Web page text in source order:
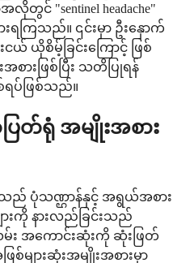
တွင် "sentinel headache"
ရကြသည်။ ၎င်းမှာ ဦးနှောက်
ယ် ယိုစိမ့်ခြင်းကြောင့် ဖြစ်
စားဖြစ်ပြီး သတိပြုရန်
ပ်ဖြစ်သည်။
ြတ်ရုံ အမျိုးအစား
းသည် ပုံသဏ္ဌာန်နှင့် အရွယ်အစား
ျားကို နားလည်ခြင်းသည်
း အကောင်းဆုံးကို ဆုံးဖြတ်
ျားဆုံးအမျိုးအစားမှာ